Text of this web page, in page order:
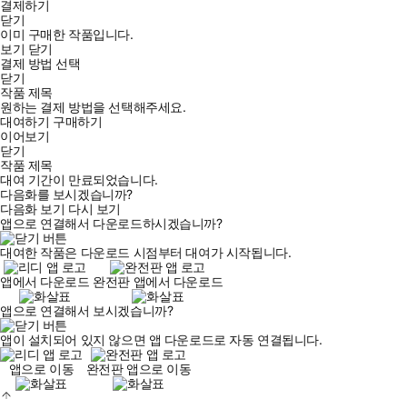
결제하기
닫기
이미 구매한 작품입니다.
보기 닫기
결제 방법 선택
닫기
작품 제목
원하는 결제 방법을 선택해주세요.
대여하기 구매하기
이어보기
닫기
작품 제목
대여 기간이 만료되었습니다.
다음화를 보시겠습니까?
다음화 보기 다시 보기
앱으로 연결해서 다운로드하시겠습니까?
대여한 작품은 다운로드 시점부터 대여가 시작됩니다.
앱에서 다운로드 완전판 앱에서 다운로드
앱으로 연결해서 보시겠습니까?
앱이 설치되어 있지 않으면 앱 다운로드로 자동 연결됩니다.
앱으로 이동
완전판 앱으로 이동